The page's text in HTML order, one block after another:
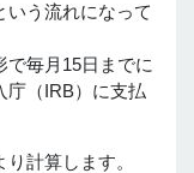
いう流れになって
で毎月15日までに
庁（IRB）に支払
計算します。